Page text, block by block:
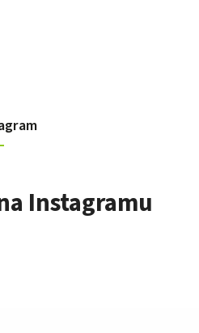
Instagramu